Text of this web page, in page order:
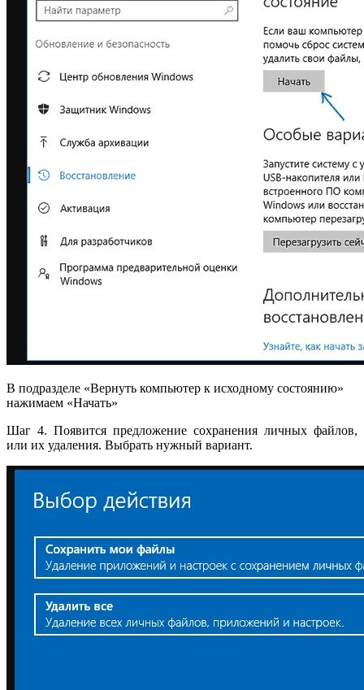
В подразделе «Вернуть компьютер к исходному состоянию»
нажимаем «Начать»
Шаг 4. Появится предложение сохранения личных файлов,
или их удаления. Выбрать нужный вариант.